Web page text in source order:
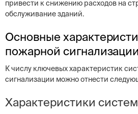
привести к снижению расходов на
обслуживание зданий.
Основные
пожарной сигнализации
К числу ключевых характеристик
сигнализации можно отнести
Характеристики